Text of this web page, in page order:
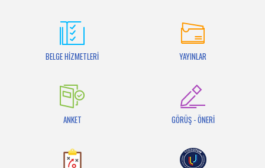
BELGE HİZMETLERİ YAYINLAR
ANKET GÖRÜŞ - ÖNERİ